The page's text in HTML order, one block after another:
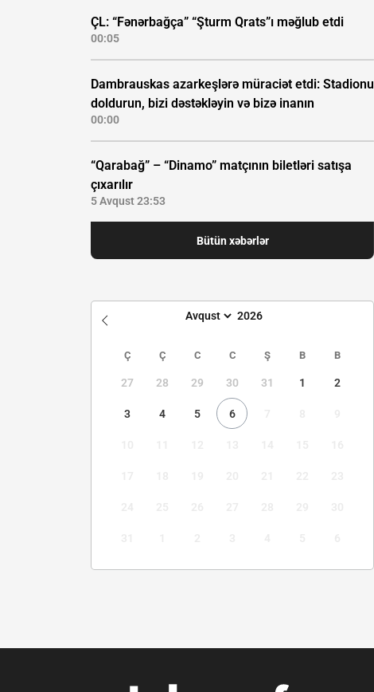
ÇL: “Fənərbağça” “Şturm Qrats”ı məğlub etdi
00:05
Dambrauskas azarkeşlərə müraciət etdi: Stadionu
doldurun, bizi dəstəkləyin və bizə inanın
00:00
“Qarabağ” – “Dinamo” matçının biletləri satışa
çıxarılır
5 Avqust 23:53
Bütün xəbərlər
Ç Ç C C Ş B B
27 28 29 30 31 1 2
3 4 5 6